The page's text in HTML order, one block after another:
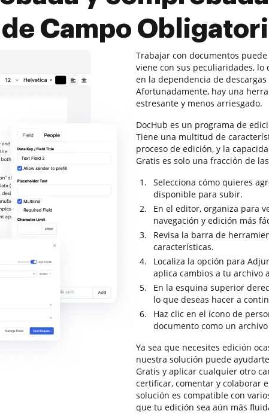
de Campo
Trabajar con documentos
viene con sus peculiaridades,
en la dependencia de
Afortunadamente, hay una
estresante y menos arriesgado.
DocHub es un programa de
Tiene una multitud de
proceso de edición, y la
Gratis es solo una fracción de
Selecciona cómo quieres
disponible para subir.
En el editor, organiza para
navegación y edición más
Revisa la barra de
características.
Localiza la opción para
aplica cambios a tu archivo
En la esquina superior
lo que deseas hacer a
Haz clic en el ícono de
documento como un
Ya sea que necesites edición
nuestra solución puede
Gratis y aplicar cualquier otro
certificar, comentar y colaborar
solución es compatible con
que tu edición sea aún más